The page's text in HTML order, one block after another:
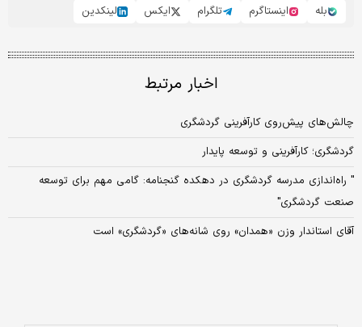
بله
اینستاگرم تلگرام ایکس لینکدین
اخبار مرتبط
چالش‌های پیش‌روی کارآفرینی گردشگری
گردشگری؛ کارآفرینی و توسعه پایدار
" راه‌اندازی مدرسه گردشگری در دهکده گنجنامه: گامی مهم برای توسعه
صنعت گردشگری"
آقای استاندار وزن «همدان» روی شانه‌های «گردشگری» است